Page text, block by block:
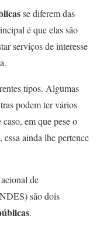
se diferem das
é que elas são
serviços de interesse
tipos. Algumas
podem ter vários
em que pese o
ainda lhe pertence
de
são dois
.